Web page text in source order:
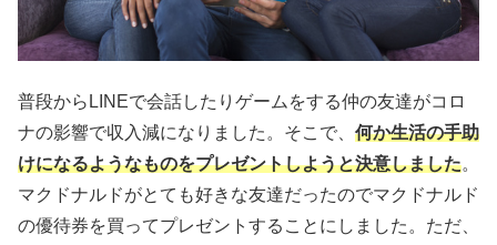
普段からLINEで会話したりゲームをする仲の友達がコロ
ナの影響で収入減になりました。そこで、 何か生活の手助
けになるようなものをプレゼントしようと決意しました。
マクドナルドがとても好きな友達だったのでマクドナルド
の優待券を買ってプレゼントすることにしました。ただ、